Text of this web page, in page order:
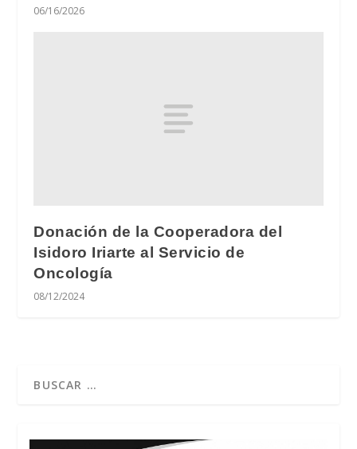
06/16/2026
Donación de la Cooperadora del
Isidoro Iriarte al Servicio de
Oncología
08/12/2024